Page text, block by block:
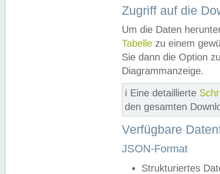
Zugriff auf die
Um die Daten
Tabelle zu einem
Sie dann die Option
Diagrammanzeige.
ℹ️ Eine detaillierte
den gesamten
Verfügbare
JSON-Format
Strukturiertes